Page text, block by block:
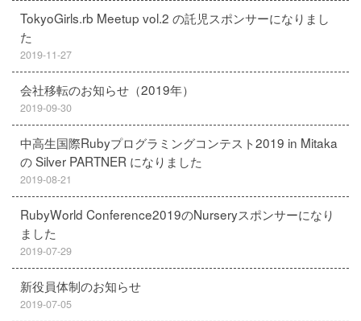
TokyoGirls.rb Meetup vol.2 の託児スポンサーになりまし
た
2019-11-27
会社移転のお知らせ（2019年）
2019-09-30
中高生国際Rubyプログラミングコンテスト2019 in Mitaka
の Silver PARTNER になりました
2019-08-21
RubyWorld Conference2019のNurseryスポンサーになり
ました
2019-07-29
新役員体制のお知らせ
2019-07-05